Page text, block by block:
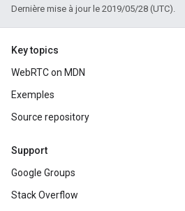
Dernière mise à jour le 2019/05/28 (UTC).
Key topics
WebRTC on MDN
Exemples
Source repository
Support
Google Groups
Stack Overflow